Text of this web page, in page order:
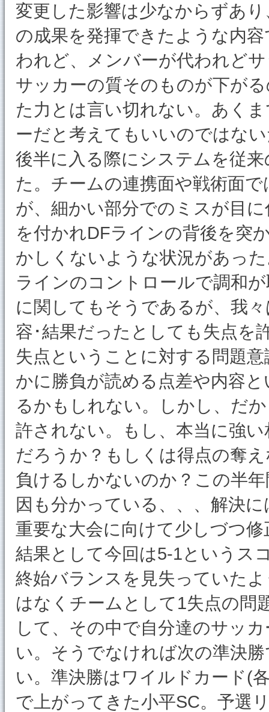
変更した影響は少なからずあ
の成果を発揮できたような内
われど、メンバーが代われど
サッカーの質そのものが下が
た力とは言い切れない。あく
ーだと考えてもいいのではな
後半に入る際にシステムを従
た。チームの連携面や戦術面
が、細かい部分でのミスが目
を付かれDFラインの背後を突
かしくないような状況があっ
ラインのコントロールで調和
に関してもそうであるが、我
容･結果だったとしても失点を
失点ということに対する問題
かに勝負が読める点差や内容
るかもしれない。しかし、だ
許されない。もし、本当に強
だろうか？もしくは得点の奪
負けるしかないのか？この半
因も分かっている、、、解決
重要な大会に向けて少しづつ
結果として今回は5-1というス
終始バランスを見失っていた
はなくチームとして1失点の問
して、その中で自分達のサッ
い。そうでなければ次の準決
い。準決勝はワイルドカード(
で上がってきた小平SC。予選